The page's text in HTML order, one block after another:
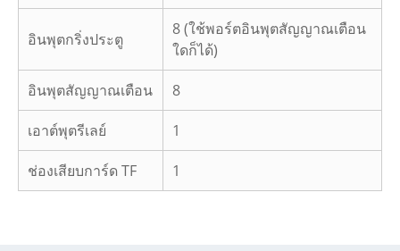
อินพุตกริ่งประตู
8 (ใช้พอร์ตอินพุตสัญญาณเตือน
ใดก็ได้)
อินพุตสัญญาณเตือน 8
เอาต์พุตรีเลย์ 1
ช่องเสียบการ์ด TF 1